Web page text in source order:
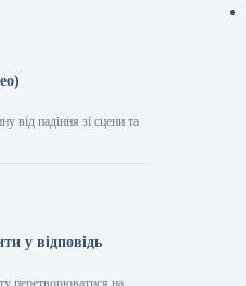
від падіння зі сцени та
у відповідь
перетворюватися на